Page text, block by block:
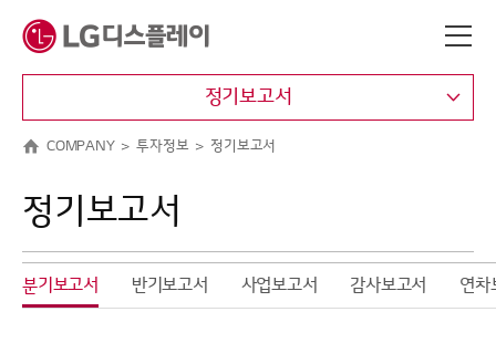
COMPANY 투자정보 정기보고서
정기보고서
정기보고서
분기보고서 반기보고서 사업보고서 감사보고서 연